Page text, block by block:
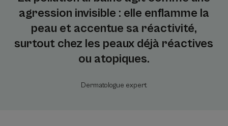
agression invisible : elle enflamme la
peau et accentue sa réactivité,
surtout chez les peaux déjà réactives
ou atopiques.
Dermatologue expert